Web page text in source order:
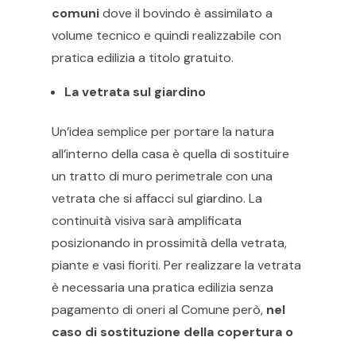
comunidove il bovindo è assimilato a
volume tecnico e quindi realizzabile con
pratica edilizia a titolo gratuito.
La vetrata sul giardino
Un’idea semplice per portare la natura
all’interno della casa è quella di sostituire
un tratto di muro perimetrale con una
vetrata che si affacci sul giardino. La
continuità visiva sarà amplificata
posizionando in prossimità della vetrata,
piante e vasi fioriti. Per realizzare la vetrata
è necessaria una pratica edilizia senza
pagamento di oneri al Comune però, nel
caso di sostituzione della copertura o